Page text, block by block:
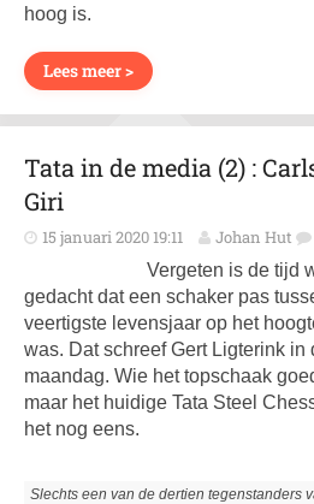
hoog is.
Lees meer >
Tata in de media (2) :
Giri
15 januari 2020 19:11 Johan Hut
Vergeten is de tijd
gedacht dat een schaker pas
veertigste levensjaar op het
was. Dat schreef Gert Ligterink in
maandag. Wie het topschaak
maar het huidige Tata Steel
het nog eens.
Slechts een van de dertien tegenstanders